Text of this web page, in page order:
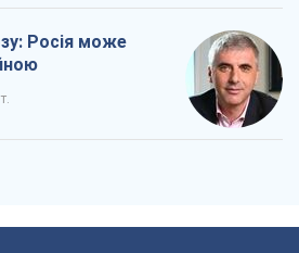
Росія може